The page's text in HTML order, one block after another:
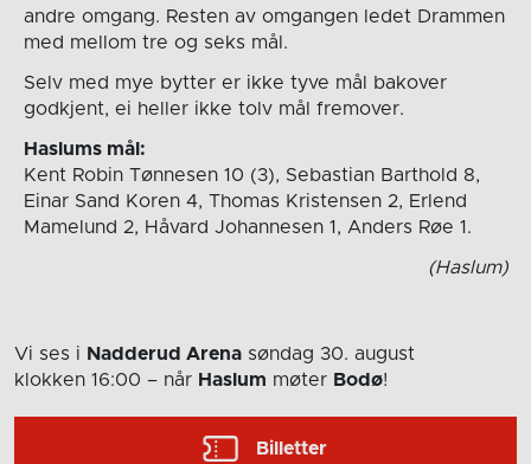
andre omgang. Resten av omgangen ledet Drammen
med mellom tre og seks mål.
Selv med mye bytter er ikke tyve mål bakover
godkjent, ei heller ikke tolv mål fremover.
Haslums mål:
Kent Robin Tønnesen 10 (3), Sebastian Barthold 8,
Einar Sand Koren 4, Thomas Kristensen 2, Erlend
Mamelund 2, Håvard Johannesen 1, Anders Røe 1.
(Haslum)
Vi ses i Nadderud Arena søndag 30. august
klokken 16:00 – når Haslum møter Bodø!
Billetter